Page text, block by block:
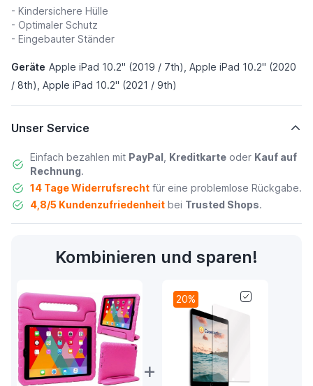
- Kindersichere Hülle
- Optimaler Schutz
- Eingebauter Ständer
Geräte Apple iPad 10.2" (2019 / 7th), Apple iPad 10.2" (2020
/ 8th), Apple iPad 10.2" (2021 / 9th)
Unser Service
Einfach bezahlen mit PayPal Kreditkarteoder Kauf auf
Rechnung.
14 Tage Widerrufsrechtfür eine problemlose Rückgabe.
4,8/5 Kundenzufriedenheitbei Trusted Shops.
Kombinieren und sparen!
+
20%